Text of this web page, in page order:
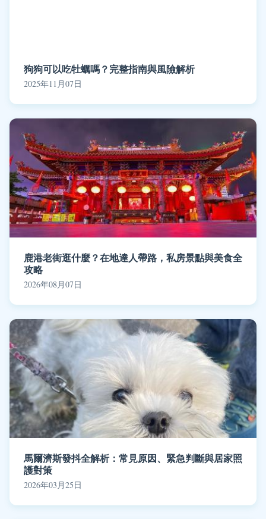
狗狗可以吃牡蠣嗎？完整指南與風險解析
2025年11月07日
鹿港老街逛什麼？在地達人帶路，私房景點與美食全
攻略
2026年08月07日
馬爾濟斯發抖全解析：常見原因、緊急判斷與居家照
護對策
2026年03月25日